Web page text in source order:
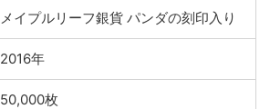
メイプルリーフ銀貨 パンダの刻印入り
2016年
50,000枚